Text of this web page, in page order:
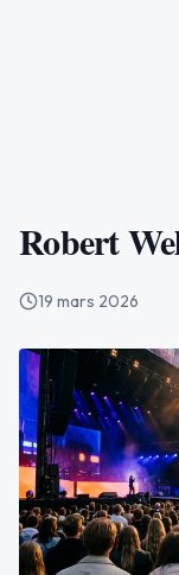
Robert
19 mars 2026